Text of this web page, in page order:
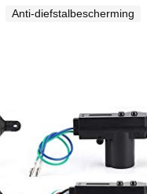
Anti-diefstalbescherming